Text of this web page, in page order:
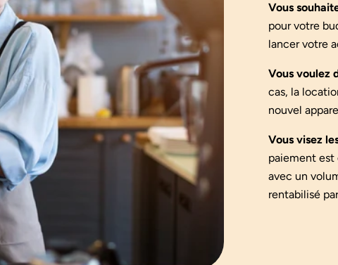
Vous
pour votre
lancer votre
Vous voulez
cas, la
nouvel
Vous visez
paiement est
avec un
rentabilisé